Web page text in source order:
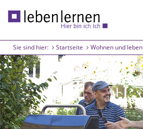
Wohnen und leben
Lichtenberg
Friedrichshain
Pankow
Sie sind hier: Startseite Wohnen und leben